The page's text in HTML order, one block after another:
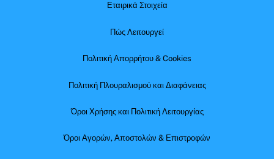
Εταιρικά Στοιχεία
Πώς Λειτουργεί
Πολιτική Απορρήτου & Cookies
Πολιτική Πλουραλισμού και Διαφάνειας
Όροι Χρήσης και Πολιτική Λειτουργίας
Όροι Αγορών, Αποστολών & Επιστροφών